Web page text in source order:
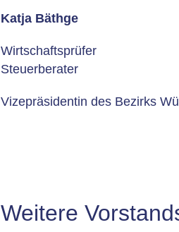
Katja Bäthge
Wirtschaftsprüfer
Steuerberater
Vizepräsidentin des Bezirks
Weitere